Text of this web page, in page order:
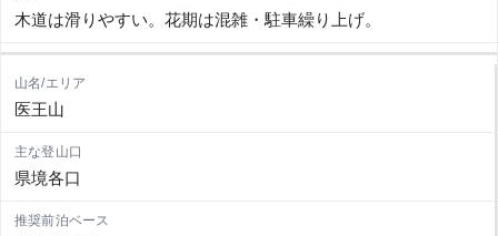
木道は滑りやすい。花期は混雑・駐車繰り上げ。
医王山
県境各口